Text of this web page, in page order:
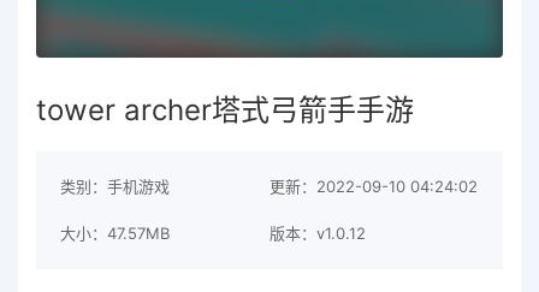
tower archer塔式弓箭手手游
类别：手机游戏 更新：2022-09-10 04:24:02
大小：47.57MB 版本：v1.0.12